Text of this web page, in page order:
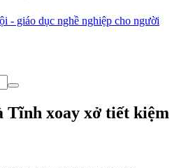
Tĩnh xoay xở tiết kiệm